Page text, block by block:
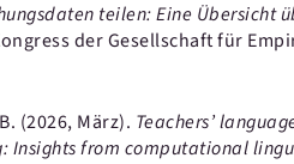
teilen: Eine Übersicht
der Gesellschaft für
(2026, März). Teachers’
Insights from computational